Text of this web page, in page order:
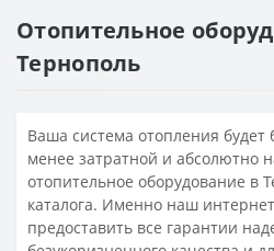
Отопительное
Тернополь
Ваша система отопления
менее затратной и абсолютно
отопительное оборудование в
каталога. Именно наш
предоставить все гарантии